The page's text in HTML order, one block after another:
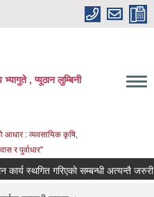
भ्यागुते , प्यूठान लुम्बिनी
आधार : व्यवसायिक कृषि,
र पुर्वाधार"
स्थगित गरिएको सम्बन्धी अत्यन्तै जरुरी